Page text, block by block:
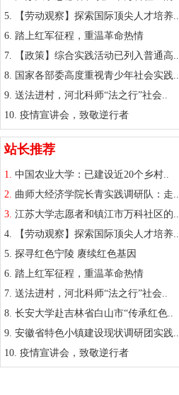
5.
【劳动观察】探索国际顶尖人才培养..
6. 踏上红军征程，重温革命热情
7.
【政策】综合实践活动已列入普通高..
8. 国家各部委高度重视青少年社会实践..
9. 送法进村，河北科师“法之行”社会..
10. 疫情宣讲会，致敬逆行者
站长推荐
1. 中国农业大学：已建设近20个乡村..
2. 曲师大经济学院长青实践调研队：走..
3. 江苏大学志愿者和镇江市万科社区的..
4.
【劳动观察】探索国际顶尖人才培养..
5. 探寻红色宁陵 赓续红色基因
6. 踏上红军征程，重温革命热情
7. 送法进村，河北科师“法之行”社会..
8. 长安大学赴吉林省白山市“传承红色..
9. 安徽省特色小镇建设现状调研团实践..
10. 疫情宣讲会，致敬逆行者